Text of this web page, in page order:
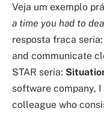
Veja um exemplo
a time you had to
resposta fraca
and communicate
STAR seria:
software company,
colleague who